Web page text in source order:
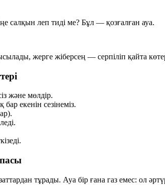
салқын леп тиді ме? Бұл — қозғалған ауа.
жерге жіберсең — серпіліп қайта
және мөлдір.
бар екенін сезінеміз.
.
.
тұрады. Ауа бір ғана газ емес: ол